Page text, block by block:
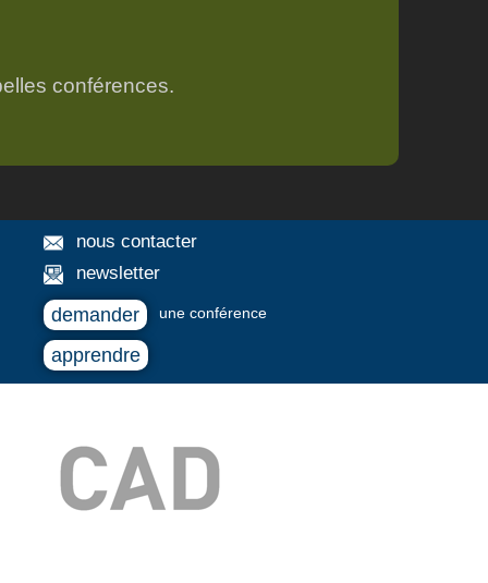
conférences.
nous contacter
newsletter
demander une conférence
apprendre